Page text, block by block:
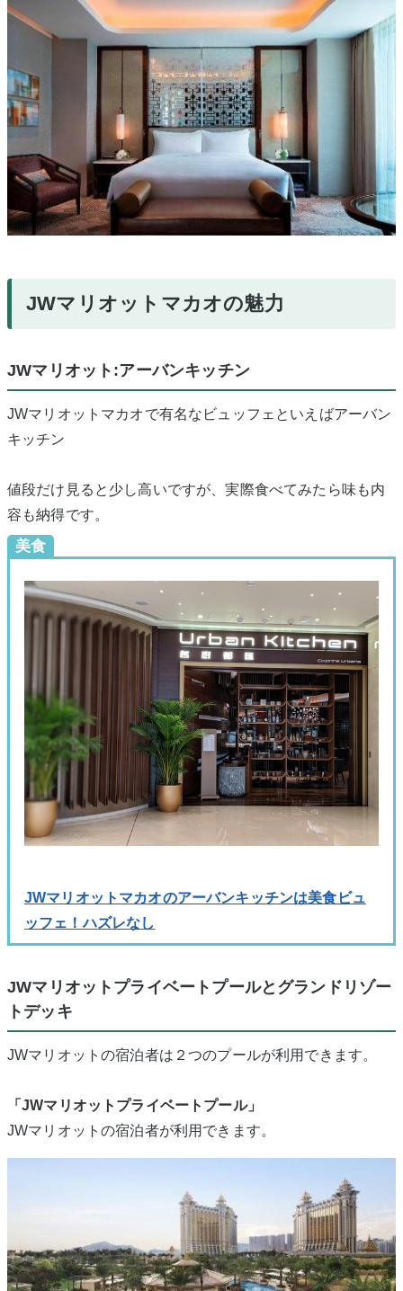
JWマリオットマカオの魅力
JWマリオット:アーバンキッチン
JWマリオットマカオで有名なビュッフェといえばアーバン
キッチン
値段だけ見ると少し高いですが、実際食べてみたら味も内
容も納得です。
美食
JWマリオットマカオのアーバンキッチンは美食ビュ
ッフェ！ハズレなし
JWマリオットプライベートプールとグランドリゾー
トデッキ
JWマリオットの宿泊者は２つのプールが利用できます。
「JWマリオットプライベートプール」
JWマリオットの宿泊者が利用できます。